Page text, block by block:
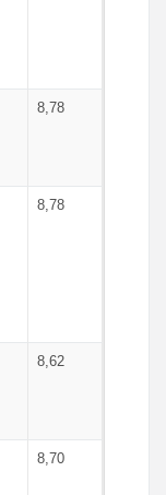
8,78
8,78
8,62
8,70